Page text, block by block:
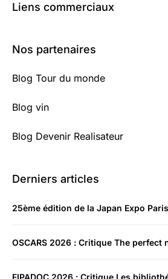
Liens commerciaux
Nos partenaires
Blog Tour du monde
Blog vin
Blog Devenir Realisateur
Derniers articles
25ème édition de la Japan Expo
OSCARS 2026 : Critique The perfect